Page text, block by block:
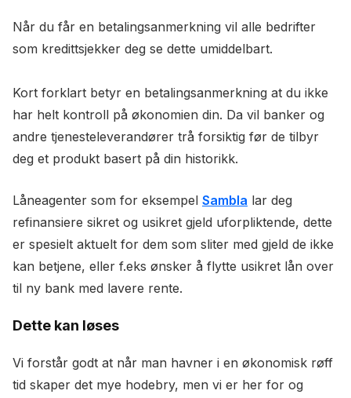
Når du får en betalingsanmerkning vil alle bedrifter
som kredittsjekker deg se dette umiddelbart.
Kort forklart betyr en betalingsanmerkning at du ikke
har helt kontroll på økonomien din. Da vil banker og
andre tjenesteleverandører trå forsiktig før de tilbyr
deg et produkt basert på din historikk.
Låneagenter som for eksempel Sambla lar deg
refinansiere sikret og usikret gjeld uforpliktende, dette
er spesielt aktuelt for dem som sliter med gjeld de ikke
kan betjene, eller f.eks ønsker å flytte usikret lån over
til ny bank med lavere rente.
Dette kan løses
Vi forstår godt at når man havner i en økonomisk røff
tid skaper det mye hodebry, men vi er her for og